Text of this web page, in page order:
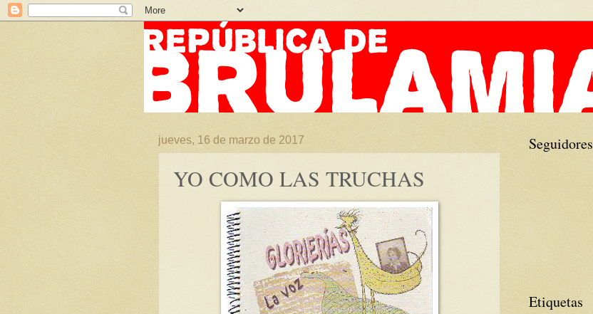
jueves, 16 de marzo de 2017
YO COMO LAS TRUCHAS
Seguidores
Etiquetas